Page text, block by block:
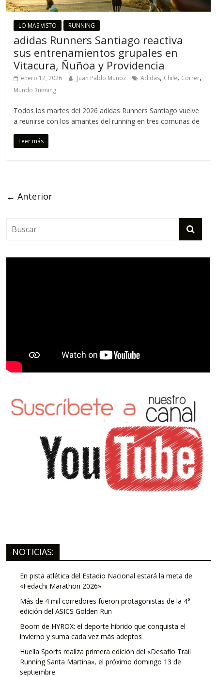
LO MAS VISTO RUNNING
adidas Runners Santiago reactiva
sus entrenamientos grupales en
Vitacura, Ñuñoa y Providencia
enero 12, 2026 Juan Pablo Muñoz Adidas, Chile, Correr,
Mundo Running
Todos los martes del 2026 adidas Runners Santiago vuelve
a reunirse con los amantes del running en tres comunas de
Leer más
← Anterior
NOTICIAS:
En pista atlética del Estadio Nacional estará la meta de
«Fedachi Marathon 2026»
Más de 4 mil corredores fueron protagonistas de la 4°
edición del ASICS Golden Run
Boom de HYROX: el deporte híbrido que conquista el
invierno y suma cada vez más adeptos
Huella Sports realiza primera edición del «Desafío Trail
Running Santa Martina», el próximo domingo 13 de
septiembre